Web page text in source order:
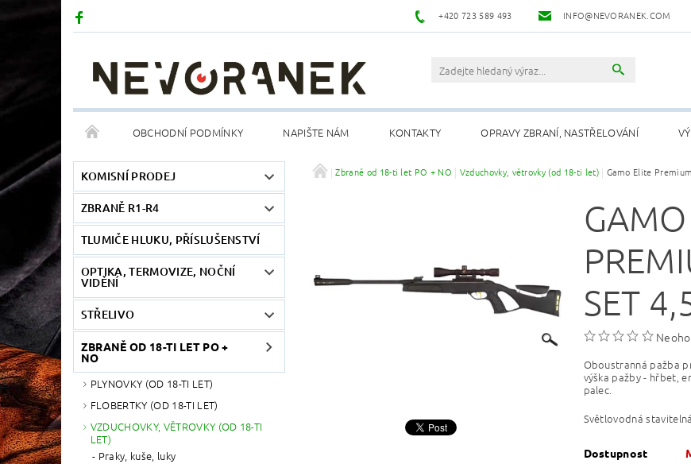
+420 723 589 493 INFO@NEVORANEK.COM
OBCHODNÍ PODMÍNKY NAPIŠTE NÁM KONTAKTY OPRAVY ZBRANÍ, NASTŘELOVÁNÍ
KOMISNÍ PRODEJ
ZBRANĚ R1-R4
TLUMIČE HLUKU, PŘÍSLUŠENSTVÍ
OPTIKA, TERMOVIZE, NOČNÍ
VIDĚNÍ
STŘELIVO
ZBRANĚ OD 18-TI LET PO +
NO
PLYNOVKY (OD 18-TI LET)
FLOBERTKY (OD 18-TI LET)
VZDUCHOVKY, VĚTROVKY (OD 18-TI
LET)
Praky, kuše, luky
Zbraně od 18-ti let PO + NO Vzduchovky, větrovky (od 18-ti let) Gamo Elite
SET
Oboustranná pažba
výška pažby - hřbet,
palec.
Světlovodná
Dostupnost